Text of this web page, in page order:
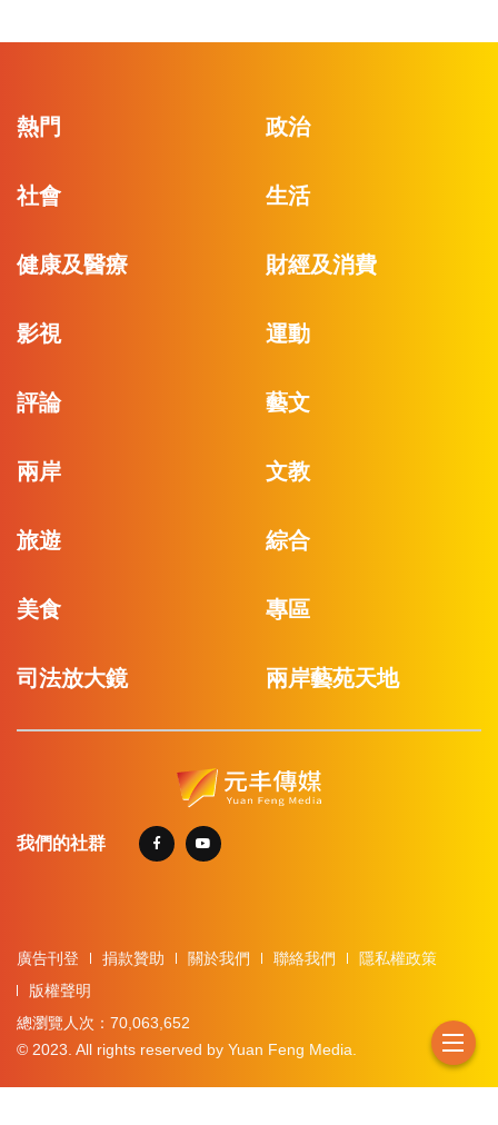
熱門 政治
社會 生活
健康及醫療 財經及消費
影視 運動
評論 藝文
兩岸 文教
旅遊 綜合
美食 專區
司法放大鏡 兩岸藝苑天地
我們的社群
廣告刊登 捐款贊助 關於我們 聯絡我們
隱私權政策
版權聲明
總瀏覽人次：70,063,652
© 2023. All rights reserved by Yuan Feng Media.